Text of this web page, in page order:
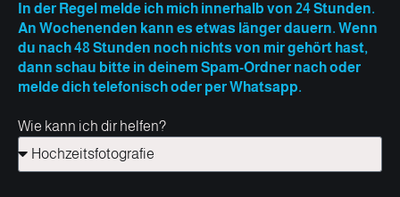
In der Regel melde ich mich innerhalb von 24 Stunden.
An Wochenenden kann es etwas länger dauern. Wenn
du nach 48 Stunden noch nichts von mir gehört hast,
dann schau bitte in deinem Spam-Ordner nach oder
melde dich telefonisch oder per Whatsapp.
Wie kann ich dir helfen?